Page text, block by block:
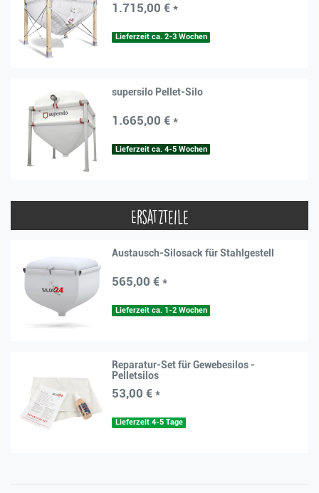
1.715,00 € *
Lieferzeit ca. 2-3 Wochen
supersilo Pellet-Silo
1.665,00 € *
Lieferzeit ca. 4-5 Wochen
Ersatzteile
Austausch-Silosack für Stahlgestell
565,00 € *
Lieferzeit ca. 1-2 Wochen
Reparatur-Set für Gewebesilos -
Pelletsilos
53,00 € *
Lieferzeit 4-5 Tage